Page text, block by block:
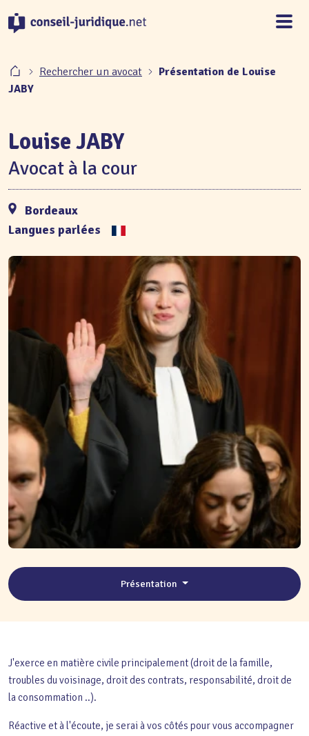
Rechercher un avocat
Présentation de Louise
JABY
Louise JABY
Avocat à la cour
Bordeaux
Langues parlées
Présentation
J'exerce en matière civile principalement (droit de la famille,
troubles du voisinage, droit des contrats, responsabilité, droit de
la consommation ..).
Réactive et à l'écoute, je serai à vos côtés pour vous accompagner